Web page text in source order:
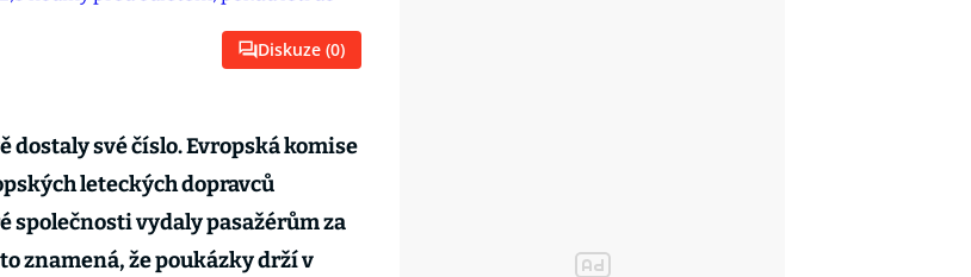
Diskuze (0)
dostaly své číslo. Evropská komise
leteckých dopravců
vydaly pasažérům za
znamená, že poukázky drží v